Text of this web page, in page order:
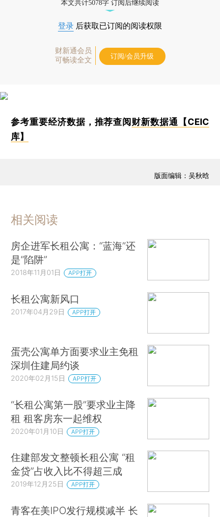
本文共计5078字 订阅后继续阅读
登录 后获取已订阅的阅读权限
财新通会员
可畅读全文
订阅/会员升级
参考重要经济数据，推荐查阅财新数据通【CEIC
库】
版面编辑：吴秋晗
相关阅读
房企进军长租公寓：“蓝海”还
是“陷阱”
2018年11月01日 APP打开
长租公寓新风口
2017年04月29日 APP打开
蛋壳公寓单方面要求业主免租
深圳住建局约谈
2020年02月15日 APP打开
“长租公寓第一股”要求业主降
租 租客房东一起维权
2020年01月10日 APP打开
住建部发文整顿长租公寓 “租
金贷”占收入比不得超三成
2019年12月25日 APP打开
青客在美IPO发行规模减半 长